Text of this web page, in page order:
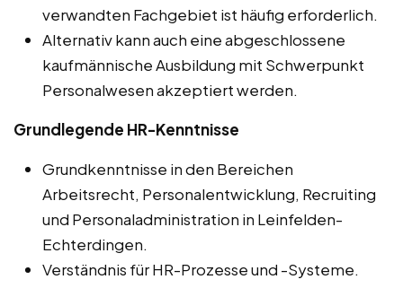
verwandten Fachgebiet ist häufig erforderlich.
Alternativ kann auch eine abgeschlossene
kaufmännische Ausbildung mit Schwerpunkt
Personalwesen akzeptiert werden.
Grundlegende HR-Kenntnisse
Grundkenntnisse in den Bereichen
Arbeitsrecht, Personalentwicklung, Recruiting
und Personaladministration in Leinfelden-
Echterdingen.
Verständnis für HR-Prozesse und -Systeme.